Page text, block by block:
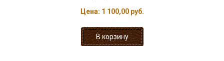
Цена: 1 100,00 руб.